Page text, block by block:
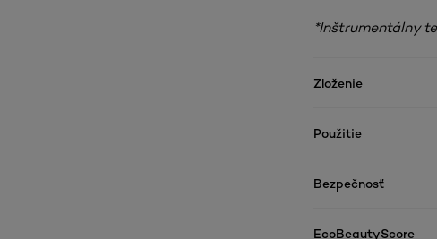
*Inštrumentálny
Zloženie
Použitie
Bezpečnosť
EcoBeautyScore